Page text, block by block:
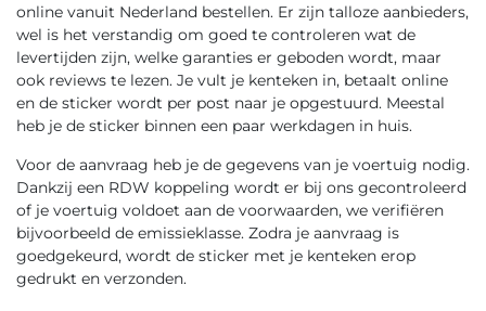
online vanuit Nederland bestellen. Er zijn talloze aanbieders,
wel is het verstandig om goed te controleren wat de
levertijden zijn, welke garanties er geboden wordt, maar
ook reviews te lezen. Je vult je kenteken in, betaalt online
en de sticker wordt per post naar je opgestuurd. Meestal
heb je de sticker binnen een paar werkdagen in huis.
Voor de aanvraag heb je de gegevens van je voertuig nodig.
Dankzij een RDW koppeling wordt er bij ons gecontroleerd
of je voertuig voldoet aan de voorwaarden, we verifiëren
bijvoorbeeld de emissieklasse. Zodra je aanvraag is
goedgekeurd, wordt de sticker met je kenteken erop
gedrukt en verzonden.